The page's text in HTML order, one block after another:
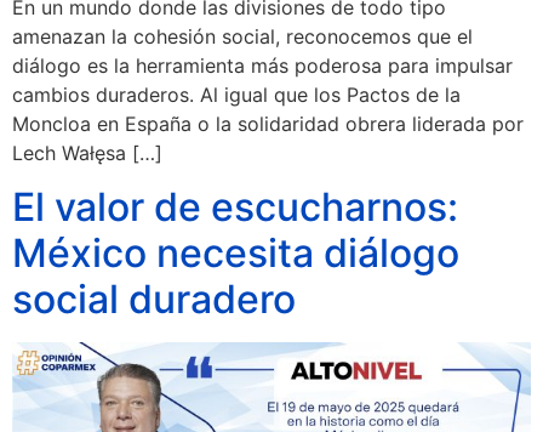
En un mundo donde las divisiones de todo tipo
amenazan la cohesión social, reconocemos que el
diálogo es la herramienta más poderosa para impulsar
cambios duraderos. Al igual que los Pactos de la
Moncloa en España o la solidaridad obrera liderada por
Lech Wałęsa […]
El valor de escucharnos:
México necesita diálogo
social duradero